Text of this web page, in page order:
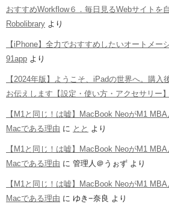
おすすめWorkflow６．毎日見るWebサイトを
Robolibrary より
【iPhone】全力でおすすめしたいオートメー
91app より
【2024年版】ようこそ、iPadの世界へ。購入
お伝えします【設定・使い方・アクセサリー】
【M1と同じ！は嘘】MacBook NeoがM1
Macである理由 に とと より
【M1と同じ！は嘘】MacBook NeoがM1
Macである理由 に 管理人＠うぉず より
【M1と同じ！は嘘】MacBook NeoがM1
Macである理由 に ゆき−奈良 より